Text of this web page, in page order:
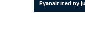
Ryanair med ny